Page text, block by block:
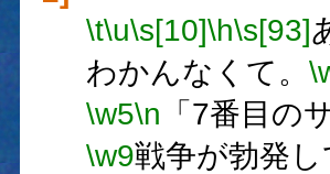
\t\u\s[10]\h\s[93]
わかんなくて。
\w5\n 「7番目の
\w9戦争が勃発